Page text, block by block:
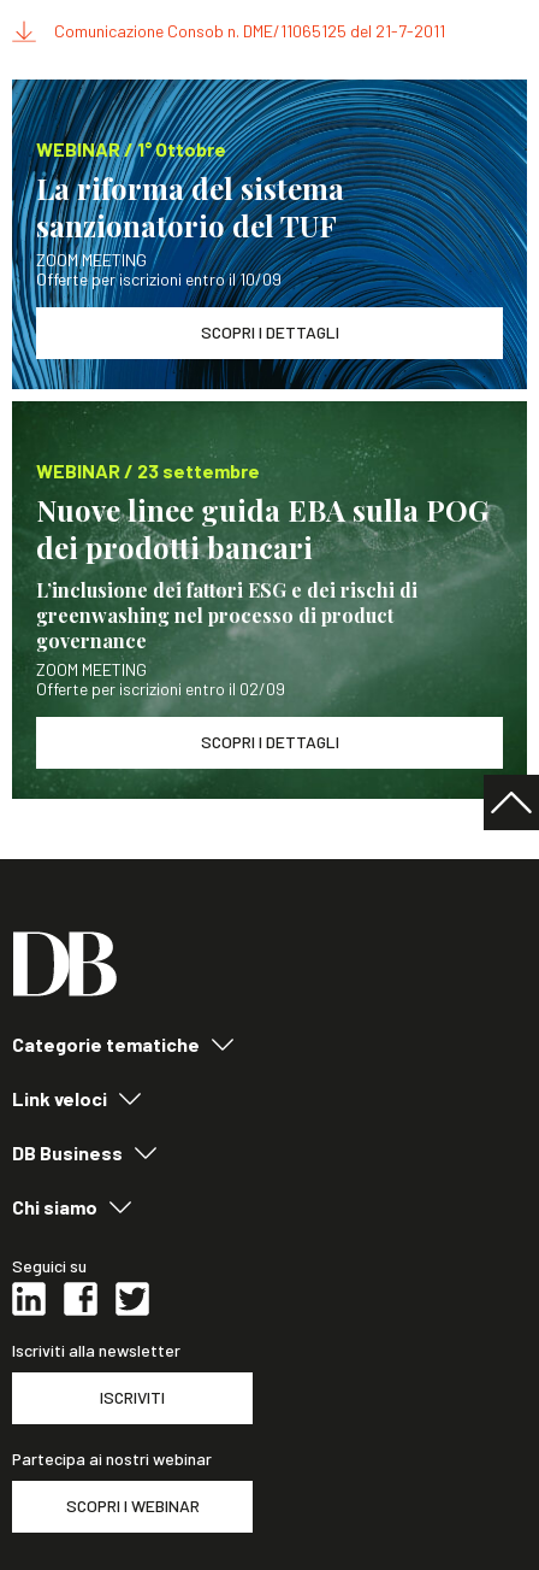
Comunicazione Consob n. DME/11065125 del 21-7-2011
WEBINAR / 1° Ottobre
La riforma del sistema
sanzionatorio del TUF
ZOOM MEETING
Offerte per iscrizioni entro il 10/09
SCOPRI I DETTAGLI
WEBINAR / 23 settembre
Nuove linee guida EBA sulla POG
dei prodotti bancari
L’inclusione dei fattori ESG e dei rischi di
greenwashing nel processo di product
governance
ZOOM MEETING
Offerte per iscrizioni entro il 02/09
SCOPRI I DETTAGLI
Categorie tematiche
Link veloci
DB Business
Chi siamo
Seguici su
Iscriviti alla newsletter
ISCRIVITI
Partecipa ai nostri webinar
SCOPRI I WEBINAR